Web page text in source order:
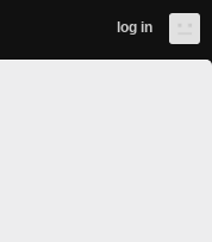
log in